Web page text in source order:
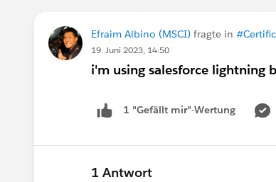
Efraim Albino (MSCI) fragte in
19. Juni 2023, 14:50
i'm using salesforce lightning
1 "Gefällt mir"-Wertung
1 Antwort